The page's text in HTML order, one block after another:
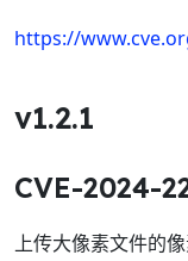
https://
v1.2.1
CVE-2024-
上传大像素文件的